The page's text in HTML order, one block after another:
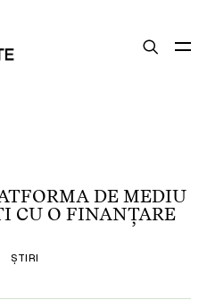
DE MEDIU
CU O FINANȚARE
ȘTIRI